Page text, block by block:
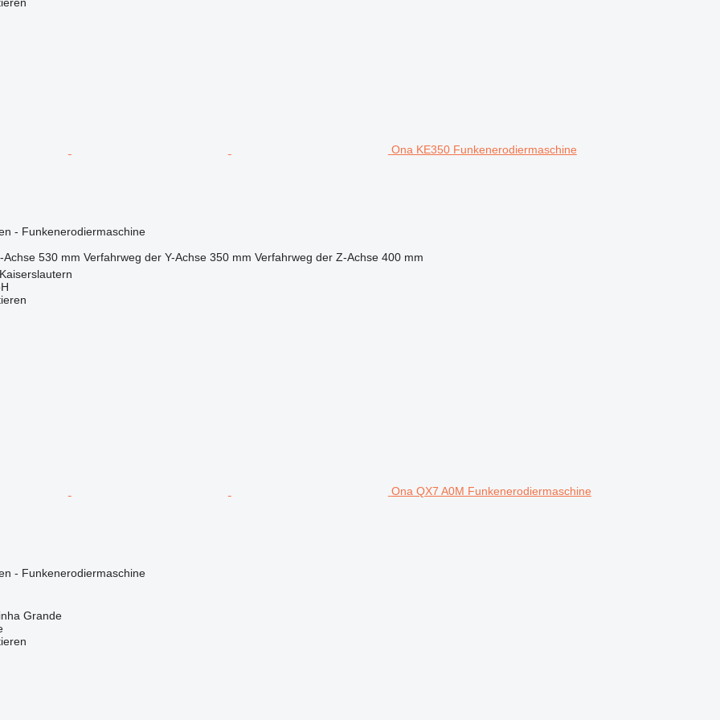
Ona KE350 Funkenerodiermaschine
- Funkenerodiermaschine
Achse 530 mm Verfahrweg der Y-Achse 350 mm Verfahrweg der Z-Achse 400 mm
Ona QX7 A0M Funkenerodiermaschine
- Funkenerodiermaschine
Grande